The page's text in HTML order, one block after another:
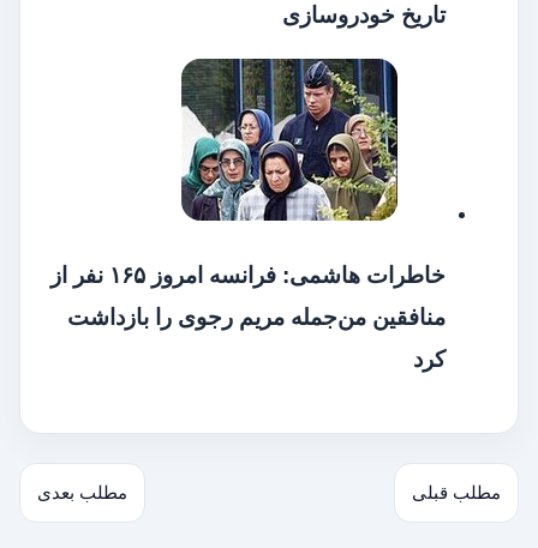
تاریخ خودروسازی
خاطرات هاشمی: فرانسه امروز ۱۶۵ نفر از
منافقین من‌جمله مریم رجوی را بازداشت
کرد
مطلب قبلی مطلب بعدی